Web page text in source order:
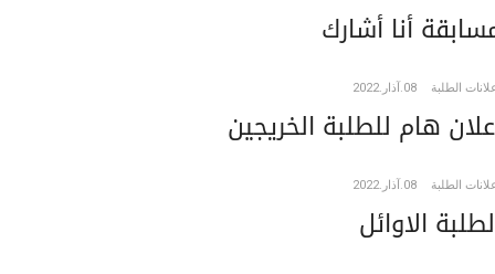
أنا أشارك
الطلبة 08.آذار.2022
هام للطلبة الخريجين
الطلبة 08.آذار.2022
الاوائل